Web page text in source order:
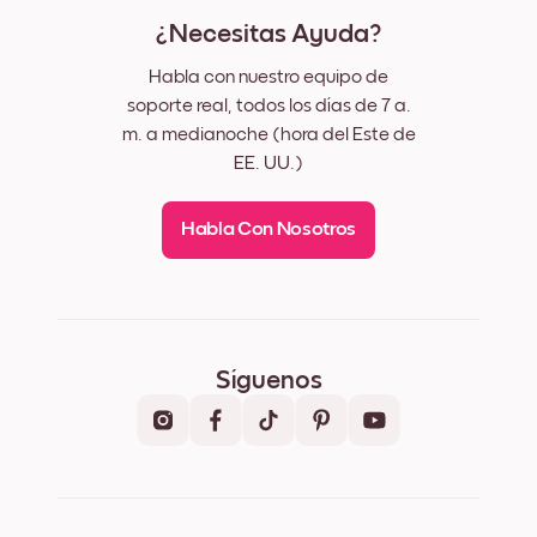
¿Necesitas Ayuda?
Habla con nuestro equipo de
soporte real, todos los días de 7 a.
m. a medianoche (hora del Este de
EE. UU.)
Habla Con Nosotros
Síguenos